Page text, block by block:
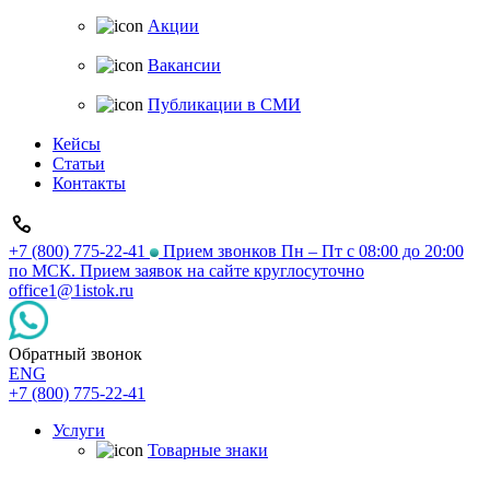
Акции
Вакансии
Публикации в СМИ
Кейсы
Статьи
Контакты
+7 (800) 775-22-41
Прием звонков Пн – Пт с 08:00 до 20:00
по МСК. Прием заявок на сайте круглосуточно
office1@1istok.ru
Обратный звонок
ENG
+7 (800) 775-22-41
Услуги
Товарные знаки